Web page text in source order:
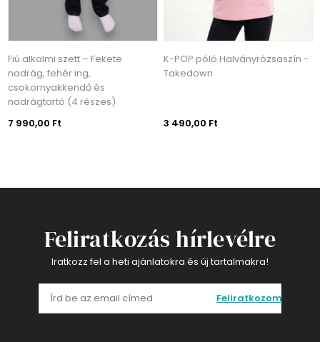
Fiú alkalmi szett – Fekete
nadrág, fehér ing,
csokornyakkendő és
nadrágtartó (4 részes)
7 990,00 Ft
K-POP póló Halványrózsaszín -
Takedown
3 490,00 Ft
Feliratkozás hírlevélre
Iratkozz fel a heti ajánlatokra és új tartalmakra!
Feliratkozom